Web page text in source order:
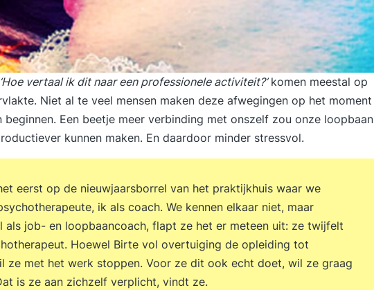
‘Hoe vertaal ik dit naar een professionele activiteit?’komen meestal op
Niet al te veel mensen maken deze afwegingen op het moment
beginnen. Een beetje meer verbinding met onszelf zou onze loopbaan
kunnen maken. En daardoor minder stressvol.
eerst op de nieuwjaarsborrel van het praktijkhuis waar we
ik als coach. We kennen elkaar niet, maar
als job- en loopbaancoach, flapt ze het er meteen uit: ze twijfelt
Hoewel Birte vol overtuiging de opleiding tot
ze met het werk stoppen. Voor ze dit ook echt doet, wil ze graag
is ze aan zichzelf verplicht, vindt ze.